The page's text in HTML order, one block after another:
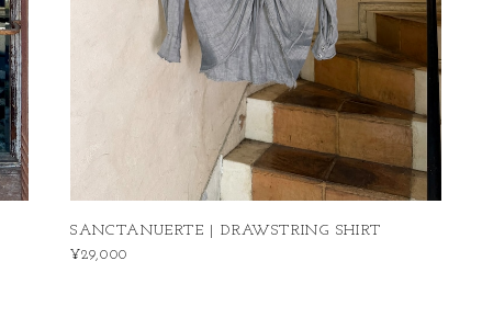
SANCTANUERTE | DRAWSTRING SHIRT
¥29,000